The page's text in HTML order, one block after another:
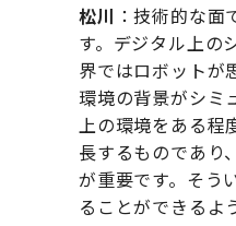
松川 ：技術的な
す。デジタル上の
界ではロボットが
環境の背景がシミ
上の環境をある程
長するものであり
が重要です。そう
ることができるよ